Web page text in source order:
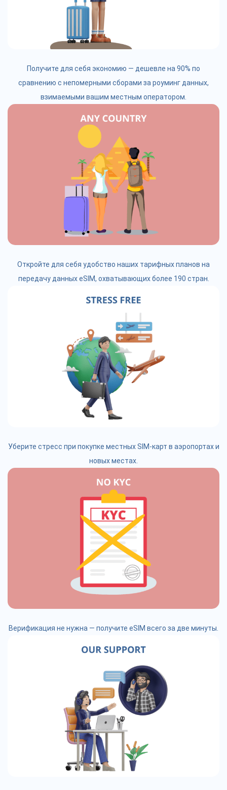
Получите для себя экономию — дешевле на 90% по
сравнению с непомерными сборами за роуминг данных,
взимаемыми вашим местным оператором.
Откройте для себя удобство наших тарифных планов на
передачу данных eSIM, охватывающих более 190 стран.
Уберите стресс при покупке местных SIM-карт в аэропортах и
новых местах.
Верификация не нужна — получите eSIM всего за две минуты.